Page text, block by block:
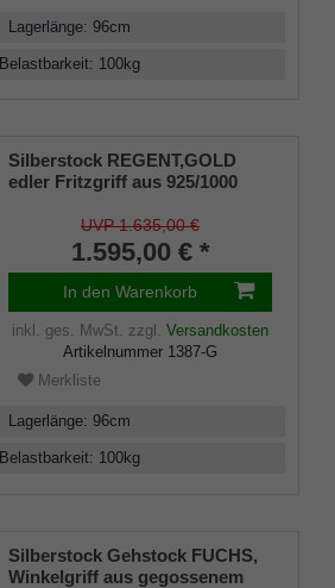
Lagerlänge: 96cm
Belastbarkeit: 100kg
Silberstock REGENT,GOLD
edler Fritzgriff aus 925/1000
mit Gravurplatten, Stock aus
echtem Kirschbaumholz,
Gummipuffer
UVP 1.635,00 €
1.595,00 € *
In den Warenkorb
inkl. ges. MwSt. zzgl. Versandkosten
Artikelnummer 1387-G
Merkliste
Lagerlänge: 96cm
Belastbarkeit: 100kg
Silberstock Gehstock FUCHS,
Winkelgriff aus gegossenem